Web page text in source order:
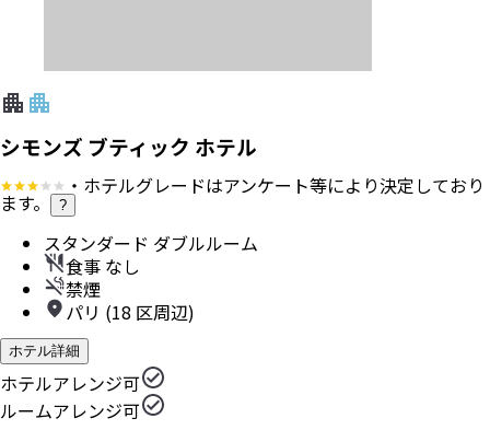
シモンズ ブティック ホテル
・ホテルグレードはアンケート等により決定しており
ます。 ?
スタンダード ダブルルーム
食事 なし
禁煙
パリ (18 区周辺)
ホテル詳細
ホテルアレンジ可
ルームアレンジ可